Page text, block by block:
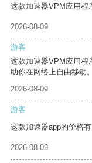
这款加速器VPM应用程
2026-08-09
游客
这款加速器VPM应用程
助你在网络上自由移动。
2026-08-09
游客
这款加速器app的价格
2026-08-09